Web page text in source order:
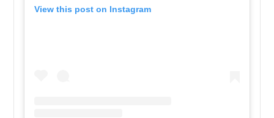
View this post on Instagram